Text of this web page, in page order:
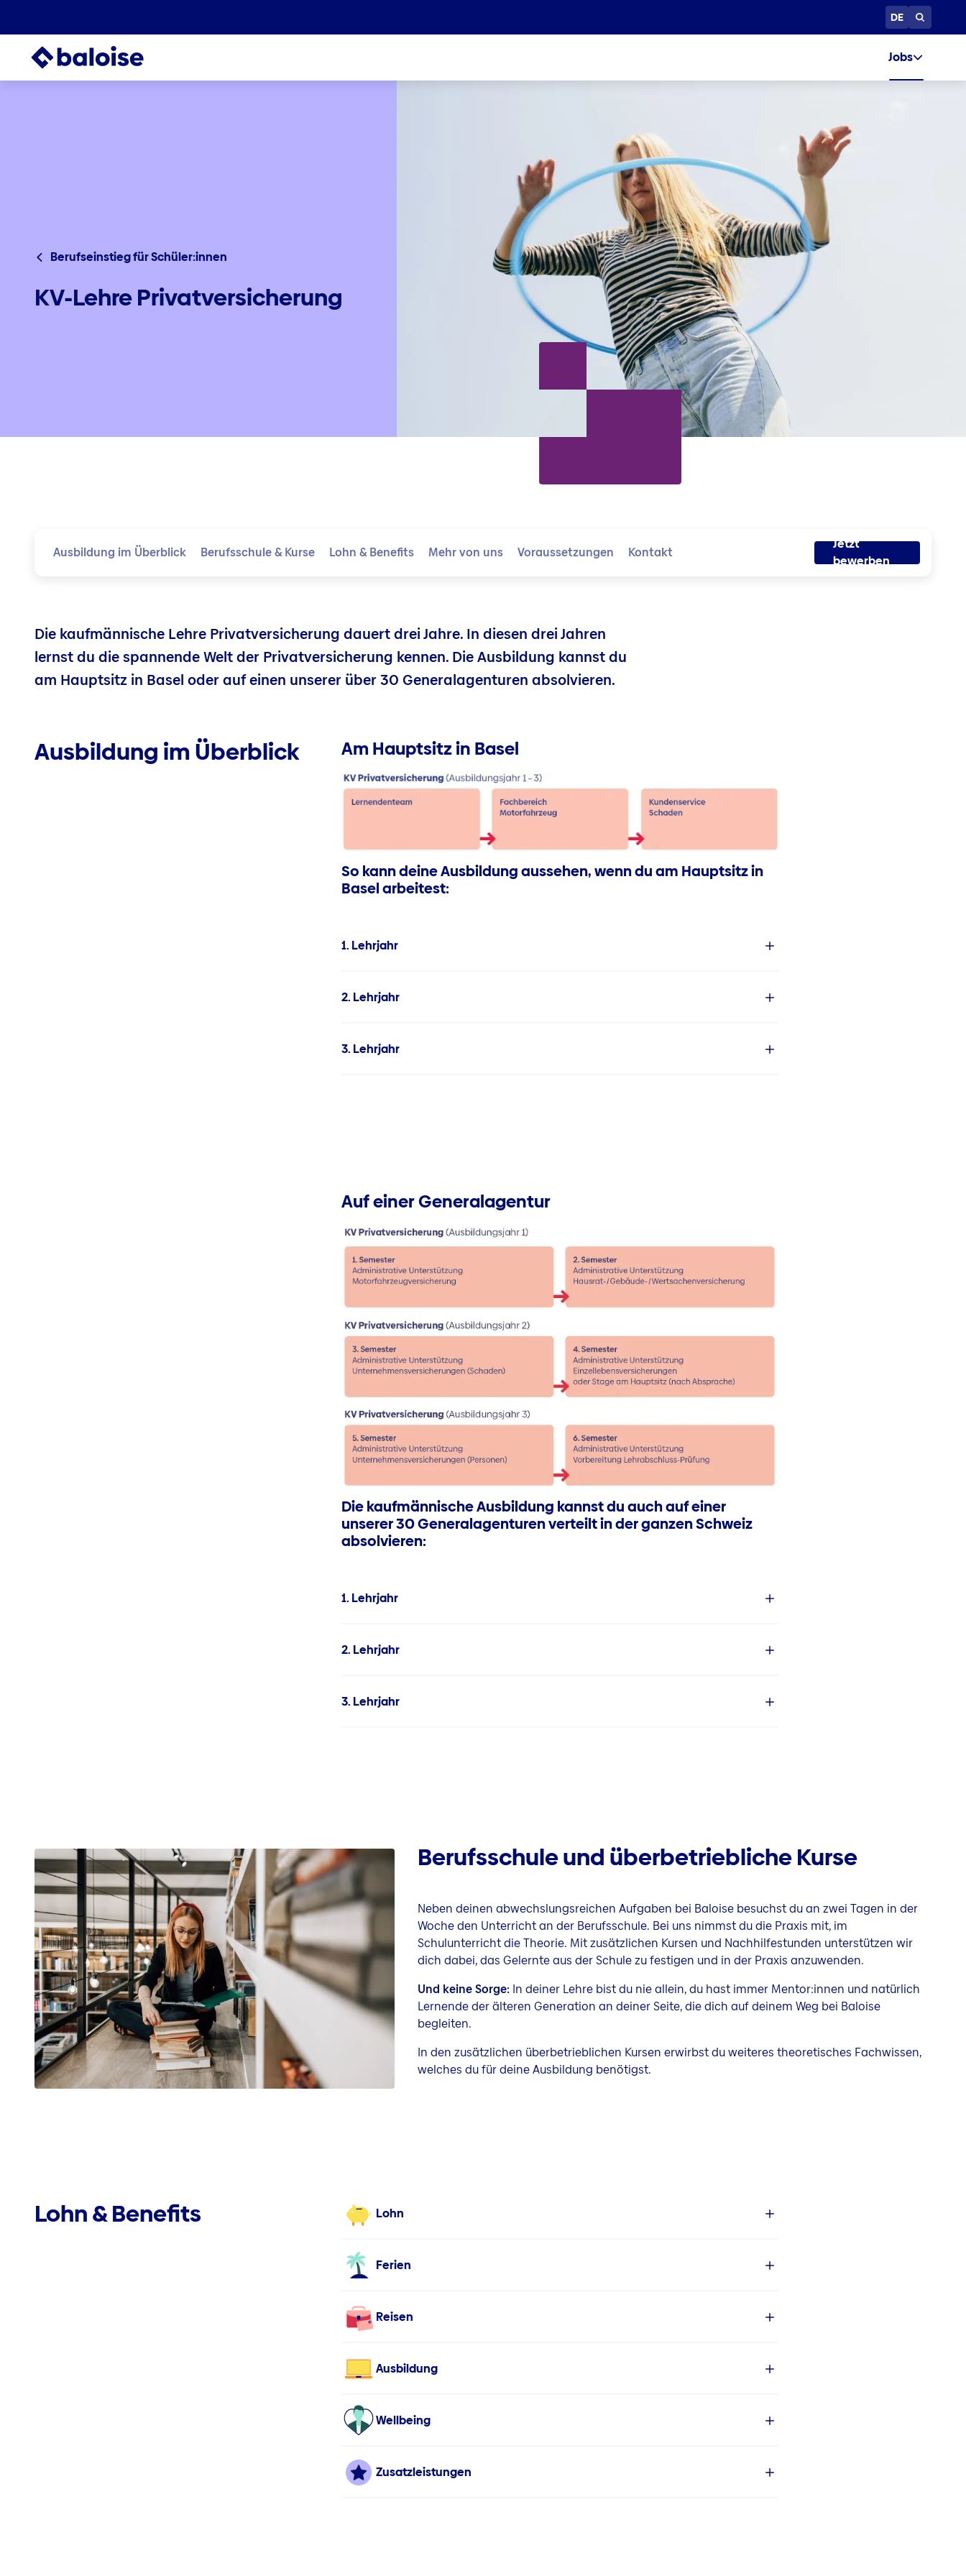
DE
Jobs
Berufseinstieg für Schüler:innen
KV-Lehre Privatversicherung
Ausbildung im Überblick Berufsschule & Kurse Lohn & Benefits Mehr von uns Voraussetzungen Kontakt
Jetzt
bewerben
Die kaufmännische Lehre Privatversicherung dauert drei Jahre. In diesen drei Jahren
lernst du die spannende Welt der Privatversicherung kennen. Die Ausbildung kannst du
am Hauptsitz in Basel oder auf einen unserer über 30 Generalagenturen absolvieren.
Ausbildung im Überblick Am Hauptsitz in Basel
So kann deine Ausbildung aussehen, wenn du am Hauptsitz in
Basel arbeitest:
1. Lehrjahr
2. Lehrjahr
3. Lehrjahr
Auf einer Generalagentur
Die kaufmännische Ausbildung kannst du auch auf einer
unserer 30 Generalagenturen verteilt in der ganzen Schweiz
absolvieren:
1. Lehrjahr
2. Lehrjahr
3. Lehrjahr
Berufsschule und überbetriebliche Kurse
Neben deinen abwechslungsreichen Aufgaben bei Baloise besuchst du an zwei Tagen in der
Woche den Unterricht an der Berufsschule. Bei uns nimmst du die Praxis mit, im
Schulunterricht die Theorie. Mit zusätzlichen Kursen und Nachhilfestunden unterstützen wir
dich dabei, das Gelernte aus der Schule zu festigen und in der Praxis anzuwenden.
Und keine Sorge: In deiner Lehre bist du nie allein, du hast immer Mentor:innen und natürlich
Lernende der älteren Generation an deiner Seite, die dich auf deinem Weg bei Baloise
begleiten.
In den zusätzlichen überbetrieblichen Kursen erwirbst du weiteres theoretisches Fachwissen,
welches du für deine Ausbildung benötigst.
Lohn & Benefits Lohn
Ferien
Reisen
Ausbildung
Wellbeing
Zusatzleistungen